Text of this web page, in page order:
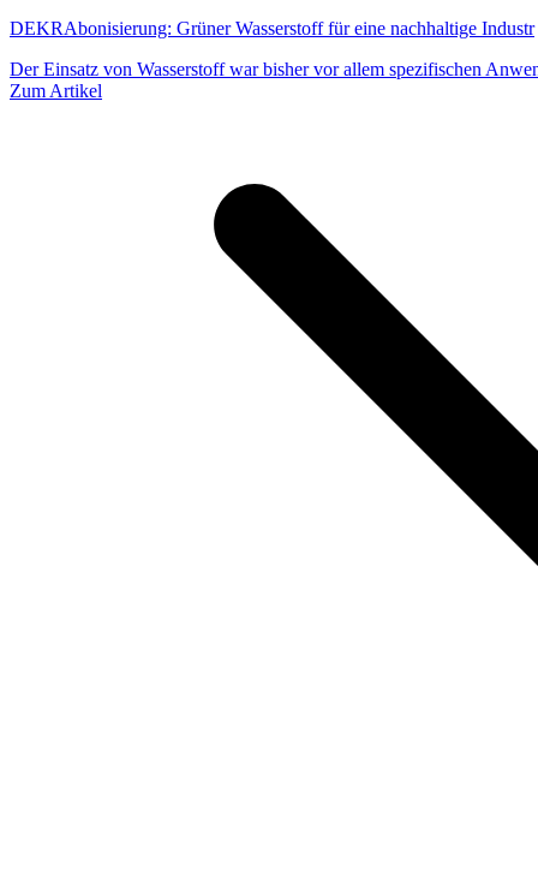
DEKRAbonisierung: Grüner Wasserstoff für eine nachhaltige Industr
Der Einsatz von Wasserstoff war bisher vor allem spezifischen
Zum Artikel